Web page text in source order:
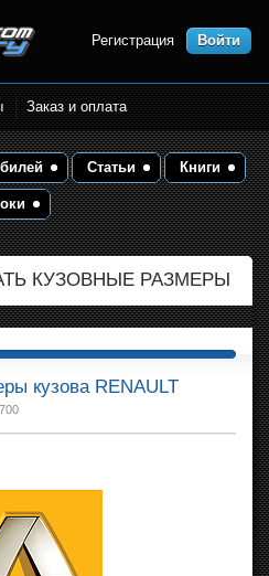
Регистрация Войти
Заказ и оплата
Статьи Книги
КУЗОВНЫЕ РАЗМЕРЫ
кузова RENAULT